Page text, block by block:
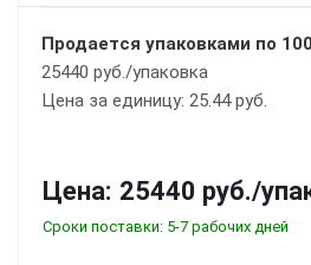
Продается упаковками по
25440 руб./упаковка
Цена за единицу: 25.44 руб.
Цена: 25440 руб./
Сроки поставки: 5-7 рабочих дней